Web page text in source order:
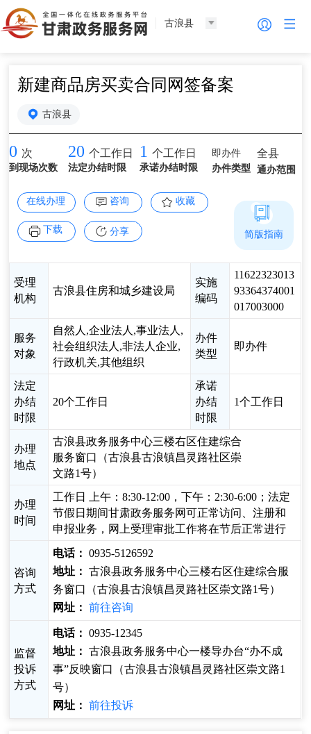
古浪县
新建商品房买卖合同网签备案
古浪县
0 次
到现场次数
20 个工作日
法定办结时限
1 个工作日
承诺办结时限
即办件
办件类型
全县
通办范围
在线办理 咨询 收藏
下载 分享
受理
机构
古浪县住房和城乡建设局
实施
编码
11622323013
93364374001
017003000
服务
对象
自然人,企业法人,事业法人,
社会组织法人,非法人企业,
行政机关,其他组织
办件
类型
即办件
法定
办结
时限
20个工作日
承诺
办结
时限
1个工作日
办理
地点
古浪县政务服务中心三楼右区住建综合
服务窗口（古浪县古浪镇昌灵路社区崇
文路1号）
办理
时间
工作日 上午：8:30-12:00，下午：2:30-6:00；法定
节假日期间甘肃政务服务网可正常访问、注册和
申报业务，网上受理审批工作将在节后正常进行
咨询
方式
电话： 0935-5126592
地址： 古浪县政务服务中心三楼右区住建综合服
务窗口（古浪县古浪镇昌灵路社区崇文路1号）
网址： 前往咨询
监督
投诉
方式
电话： 0935-12345
地址： 古浪县政务服务中心一楼导办台“办不成
事”反映窗口（古浪县古浪镇昌灵路社区崇文路1
号）
网址： 前往投诉
简版指南